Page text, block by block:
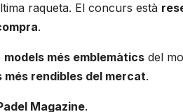
raqueta. El concurs està
.
models més emblemàtics del
més rendibles del mercat.
Magazine.